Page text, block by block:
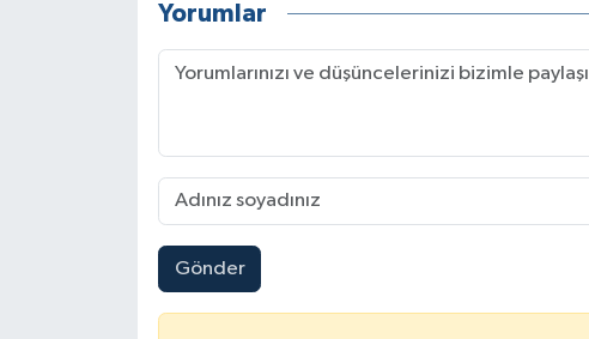
Yorumlar
Gönder